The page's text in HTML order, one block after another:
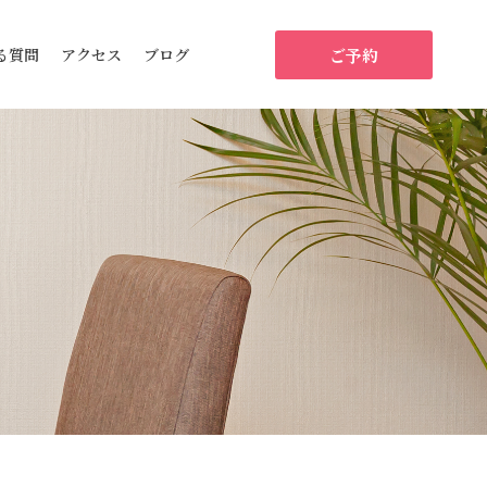
質問 アクセス ブログ ご予約